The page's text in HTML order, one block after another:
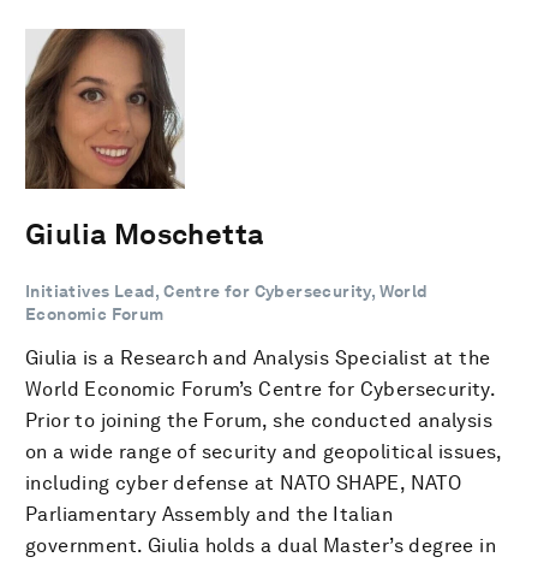
Giulia Moschetta
Initiatives Lead, Centre for Cybersecurity, World
Economic Forum
Giulia is a Research and Analysis Specialist at the
World Economic Forum’s Centre for Cybersecurity.
Prior to joining the Forum, she conducted analysis
on a wide range of security and geopolitical issues,
including cyber defense at NATO SHAPE, NATO
Parliamentary Assembly and the Italian
government. Giulia holds a dual Master’s degree in